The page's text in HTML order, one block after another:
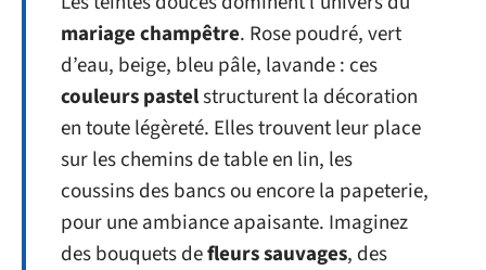
mariage champêtre. Rose poudré, vert
d’eau, beige, bleu pâle, lavande : ces
couleurs pastelstructurent la décoration
en toute légèreté. Elles trouvent leur place
sur les chemins de table en lin, les
coussins des bancs ou encore la papeterie,
pour une ambiance apaisante. Imaginez
des bouquets defleurs sauvages, des